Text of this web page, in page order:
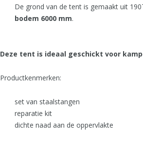
De grond van de tent is gemaakt uit
bodem 6000 mm.
Deze tent is ideaal geschickt voor
Productkenmerken:
set van staalstangen
reparatie kit
dichte naad aan de oppervlakte